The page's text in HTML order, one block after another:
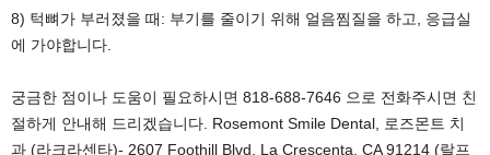
8) 턱뼈가 부러졌을 때: 부기를 줄이기 위해 얼음찜질을 하고, 응급실
에 가야합니다.
궁금한 점이나 도움이 필요하시면 818-688-7646 으로 전화주시면 친
절하게 안내해 드리겠습니다. Rosemont Smile Dental, 로즈몬트 치
과 (라크라센타)- 2607 Foothill Blvd. La Crescenta, CA 91214 (랄프